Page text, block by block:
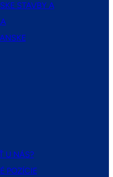
STAVBY A
U NÁS?
POZÍCIE